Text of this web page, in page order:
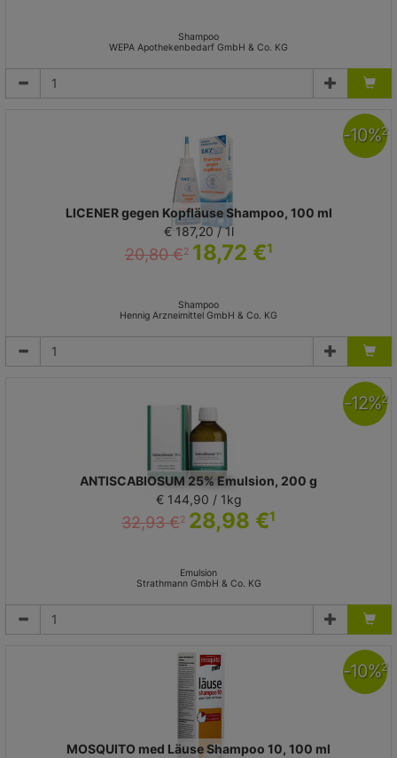
Shampoo
WEPA Apothekenbedarf GmbH & Co. KG
LICENER gegen Kopfläuse Shampoo, 100 ml
€ 187,20 / 1l
20,80 €2 18,72 €1
Shampoo
Hennig Arzneimittel GmbH & Co. KG
-10%2
ANTISCABIOSUM 25% Emulsion, 200 g
€ 144,90 / 1kg
32,93 €2 28,98 €1
Emulsion
Strathmann GmbH & Co. KG
-12%2
MOSQUITO med Läuse Shampoo 10, 100 ml
-10%2